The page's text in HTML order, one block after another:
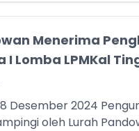
Menerima
Lomba LPMKal
Desember 2024
oleh Lurah